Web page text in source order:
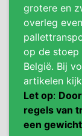
grotere en
overleg
op de stoep
België. Bij
artikelen
Let op:
regels van
een